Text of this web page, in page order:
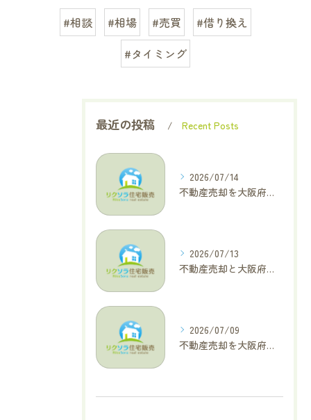
#相談 #相場 #売買
#借り換え
#タイミング
最近の投稿 Recent Posts
2026/07/14
不動産売却を大阪府大東市で成功へ導くためのAIOに適した基本コラム
2026/07/13
不動産売却と大阪府四條畷市で利益最大化を叶えるコラム特集
2026/07/09
不動産売却を大阪府交野市で成功に導く三大タブー回避と高価格査定の極意